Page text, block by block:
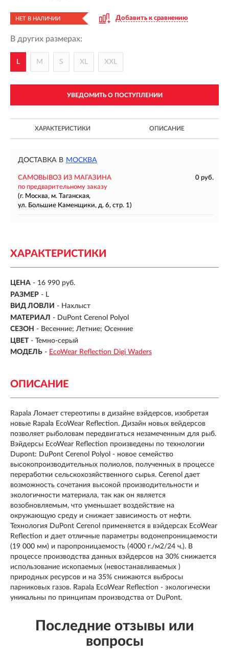
НЕТ В НАЛИЧИИ Добавить к сравнению
В других размерах:
L M S XL XXL
УВЕДОМИТЬ О ПОСТУПЛЕНИИ
ХАРАКТЕРИСТИКИ ОПИСАНИЕ
ДОСТАВКА В МОСКВА
САМОВЫВОЗ ИЗ МАГАЗИНА
0 руб.
по предварительному заказу
(г. Москва, м. Таганская,
ул. Большие Каменщики, д. 6, стр. 1)
ХАРАКТЕРИСТИКИ
ЦЕНА - 16 990 руб.
РАЗМЕР - L
ВИД ЛОВЛИ - Нахлыст
МАТЕРИАЛ - DuPont Cerenol Polyol
СЕЗОН - Весенние; Летние; Осенние
ЦВЕТ - Темно-серый
МОДЕЛЬ - EcoWear Reflection Digi Waders
ОПИСАНИЕ
Rapala Ломает стереотипы в дизайне вэйдерсов, изобретая
новые Rapala EcoWear Reflection. Дизайн новых вейдерсов
позволяет рыболовам передвигаться незамеченным для рыб.
Вэйдерсы EcoWear Reflection произведены по технологии
Dupont: DuPont Cerenol Polyol - новое семейство
высокопроизводительных полиолов, полученных в процессе
переработки сельскохозяйственного сырья. Cerenol дает
возможность сочетания высокой производительности и
экологичности материала, так как он является
возобновляемым, что уменьшает воздействие на
окружающую среду и снижает зависимость от нефти.
Технология DuPont Cerenol применяется в вэйдерсах EcoWear
Reflection и дает отличные параметры водонепроницаемости
(19 000 мм) и паропроницаемость (4000 г./м2/24 ч.). В
процессе производства данных вэйдерсов на 30% снижается
использование ископаемых (невостанавливаемых )
природных ресурсов и на 35% снижаются выбросы
парниковых газов. Rapala EcoWear Reflection - экологически
уникальны по принципам производства от DuPont.
Последние отзывы или
вопросы